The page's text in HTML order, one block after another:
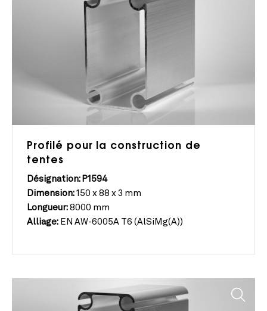
Profilé pour la construction de
tentes
Désignation: P1594
Dimension: 150 x 88 x 3 mm
Longueur: 8000 mm
Alliage: EN AW-6005A T6 (AlSiMg(A))